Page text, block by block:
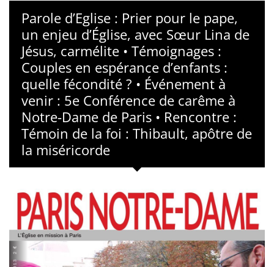
Parole d’Eglise : Prier pour le pape,
un enjeu d’Église, avec Sœur Lina de
Jésus, carmélite • Témoignages :
Couples en espérance d’enfants :
quelle fécondité ? • Événement à
venir : 5e Conférence de carême à
Notre-Dame de Paris • Rencontre :
Témoin de la foi : Thibault, apôtre de
la miséricorde